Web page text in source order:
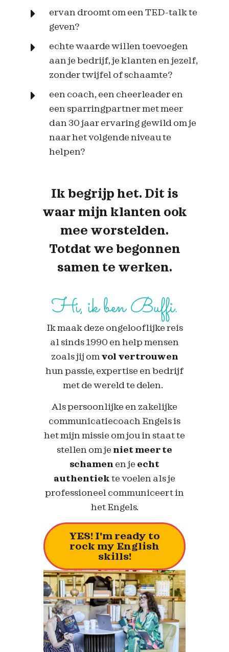
ervan droomt om een TED-talk te
geven?
echte waarde willen toevoegen
aan je bedrijf, je klanten en jezelf,
zonder twijfel of schaamte?
een coach, een cheerleader en
een sparringpartner met meer
dan 30 jaar ervaring gewild om je
naar het volgende niveau te
helpen?
Ik begrijp het. Dit is
waar mijn klanten ook
mee worstelden.
Totdat we begonnen
samen te werken.
Hi, ik ben Buffi.
Ik maak deze ongelooflijke reis
al sinds 1990 en help mensen
zoals jij om vol vertrouwen
hun passie, expertise en bedrijf
met de wereld te delen.
Als persoonlijke en zakelijke
communicatiecoach Engels is
het mijn missie om jou in staat te
stellen om je niet meer te
schamen en je echt
authentiek te voelen als je
professioneel communiceert in
het Engels.
YES! I'm ready to
rock my English
skills!